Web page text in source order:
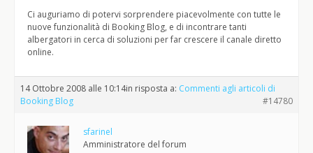
Ci auguriamo di potervi sorprendere piacevolmente con tutte le
nuove funzionalità di Booking Blog, e di incontrare tanti
albergatori in cerca di soluzioni per far crescere il canale diretto
online.
14 Ottobre 2008 alle 10:14in risposta a: Commenti agli articoli di
Booking Blog
#14780
sfarinel
Amministratore del forum